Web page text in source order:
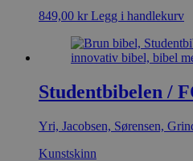
849,00 kr Legg i handlekurv
Studentbibelen /
Yri, Jacobsen, Sørensen,
Kunstskinn